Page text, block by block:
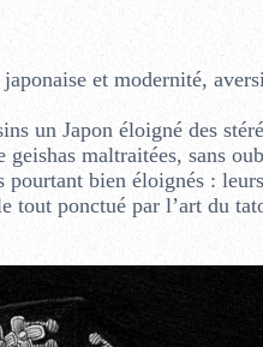
et modernité,
un Japon éloigné des
maltraitées, sans
pourtant bien éloignés :
ponctué par l’art du